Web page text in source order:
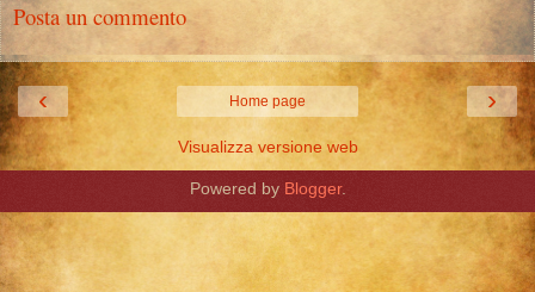
Posta un commento
‹ ›
Home page
Visualizza versione web
Powered by Blogger.